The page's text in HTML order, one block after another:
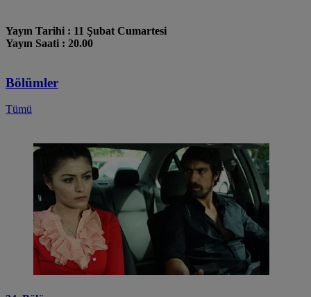
Yayın Tarihi : 11 Şubat Cumartesi
Yayın Saati : 20.00
Bölümler
Tümü